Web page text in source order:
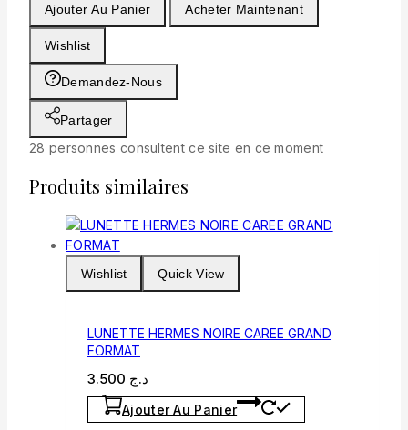
Ajouter Au Panier Acheter Maintenant
Wishlist
Demandez-Nous
Partager
28 personnes consultent ce site en ce moment
Produits similaires
Wishlist Quick View
LUNETTE HERMES NOIRE CAREE GRAND
FORMAT
د.ج
Ajouter Au Panier